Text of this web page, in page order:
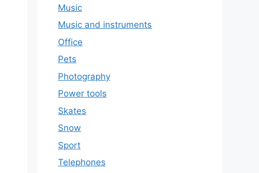
Music
Music and instruments
Office
Pets
Photography
Power tools
Skates
Snow
Sport
Telephones